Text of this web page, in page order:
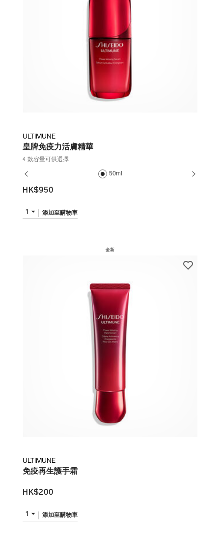
ULTIMUNE
皇牌免疫力活膚精華
4 款容量可供選擇
50ml
HK$950
1 添加至購物車
全新
ULTIMUNE
免疫再生護手霜
HK$200
1 添加至購物車